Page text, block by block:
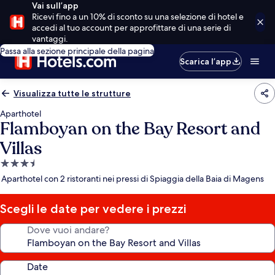
Vai sull’app
Ricevi fino a un 10% di sconto su una selezione di hotel e
accedi al tuo account per approfittare di una serie di
vantaggi.
Passa alla sezione principale della pagina
Scarica l’app
Visualizza tutte le strutture
Aparthotel
Flamboyan on the Bay Resort and
Villas
Struttura
a
stelle
Aparthotel con 2 ristoranti nei pressi di Spiaggia della Baia di Magens
Scegli le date per vedere i prezzi
Dove vuoi andare?
Date